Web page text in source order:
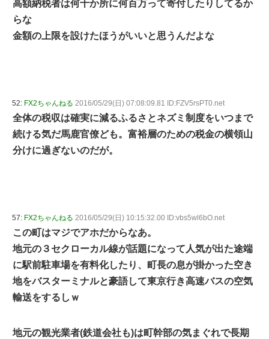
高額納税者は何十か所に何百万って寄付したりしてるか
らな
金額の上限を設けたほうがいいと思うんだよな
52: FX2ちゃんねる 2016/05/29(日) 07:08:09.81 ID:FZV5rsPT0.net
全体の税収は確実に減るふるさとネズミ制度をいつまで
続ける気だ馬鹿官僚ども。富裕層のための税金の横領山
分けに過ぎないのだが。
57: FX2ちゃんねる 2016/05/29(日) 10:15:32.00 ID:vbs5wl6bO.net
この町はマジでアホだからなあ。
地元の３セクローカル線が話題になって人気が出た途端
に駅前駐車場を有料化したり、町長の息が掛かった空き
地をバスターミナルと豪語して東京行き高速バスの空気
輸送をするしｗ
地元の観光業者(鉄道会社も)は町幹部の気まぐれで長期